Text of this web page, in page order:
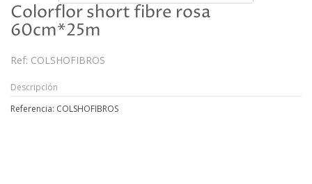
Colorflor short fibre rosa
60cm*25m
Ref: COLSHOFIBROS
Descripción
Referencia: COLSHOFIBROS